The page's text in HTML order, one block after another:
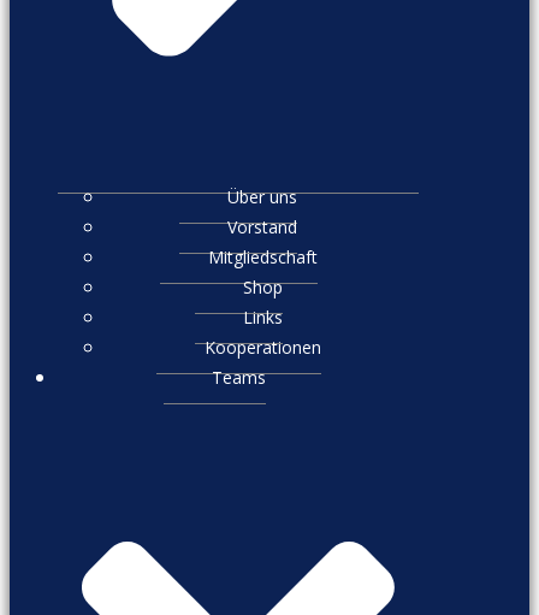
Über uns
Vorstand
Mitgliedschaft
Shop
Links
Kooperationen
Teams